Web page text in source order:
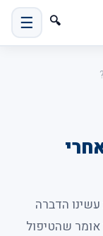
🔍
☰
הדברה
אומר שהטיפול